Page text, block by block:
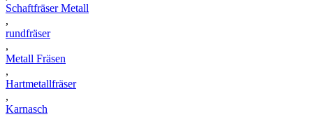
Schaftfräser Metall
,
rundfräser
,
Metall Fräsen
,
Hartmetallfräser
,
Karnasch
,